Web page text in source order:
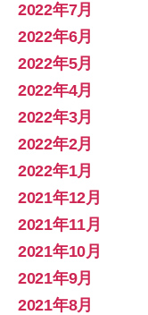
2022年7月
2022年6月
2022年5月
2022年4月
2022年3月
2022年2月
2022年1月
2021年12月
2021年11月
2021年10月
2021年9月
2021年8月